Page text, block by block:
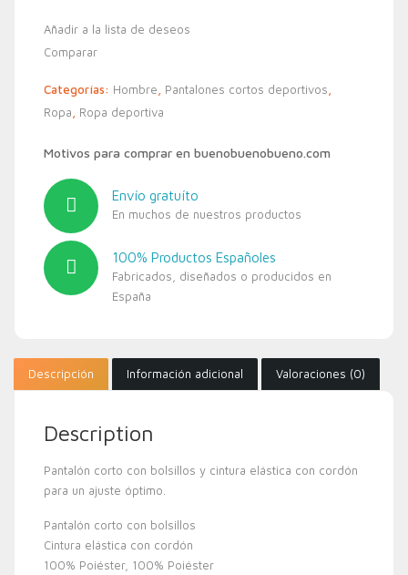
Añadir a la lista de deseos
Comparar
Categorías: Hombre Pantalones cortos deportivos
Ropa
Ropa deportiva
Motivos para comprar en buenobuenobueno.com
Envío gratuíto
En muchos de nuestros productos
100% Productos Españoles
Fabricados, diseñados o producidos en
España
Descripción Información adicional Valoraciones (0)
Description
Pantalón corto con bolsillos y cintura elástica con cordón
para un ajuste óptimo.
Pantalón corto con bolsillos
Cintura elástica con cordón
100% Poiéster, 100% Poiéster